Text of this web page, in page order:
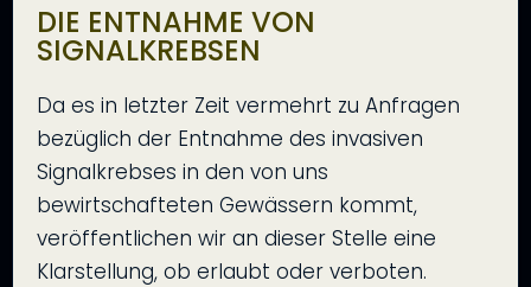
DIE ENTNAHME VON
SIGNALKREBSEN
Da es in letzter Zeit vermehrt zu Anfragen
bezüglich der Entnahme des invasiven
Signalkrebses in den von uns
bewirtschafteten Gewässern kommt,
veröffentlichen wir an dieser Stelle eine
Klarstellung, ob erlaubt oder verboten.